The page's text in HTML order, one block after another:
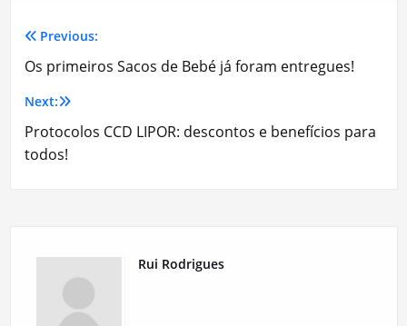
Navegação
de
artigos
Previous:
Os primeiros Sacos de Bebé já foram entregues!
Next:
Protocolos CCD LIPOR: descontos e benefícios para
todos!
Rui Rodrigues